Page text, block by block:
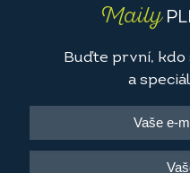
Maily
Buďte první, kdo
a